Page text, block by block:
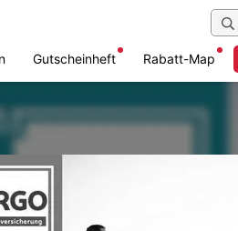
Gutscheinheft Rabatt-Map